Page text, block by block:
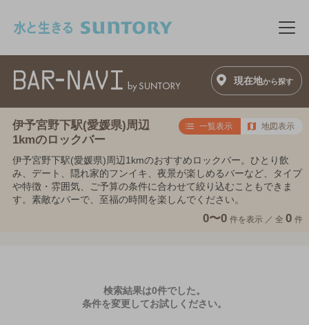
メ
現在地から探す
伊予宮野下駅(愛媛県)周辺
1kmのロックバー
一覧表示 地図表示
伊予宮野下駅(愛媛県)周辺1kmのおすすめロックバー。ひとり飲
み、デート、隠れ家的フンイキ、夜景が楽しめるバーなど、タイプ
や特徴・雰囲気、ご予算の条件に合わせて絞り込むこともできま
す。素敵なバーで、至福の時間を楽しんでください。
0〜0 件を表示 ／ 全 0 件
検索結果は0件でした。
条件を変更してお試しください。